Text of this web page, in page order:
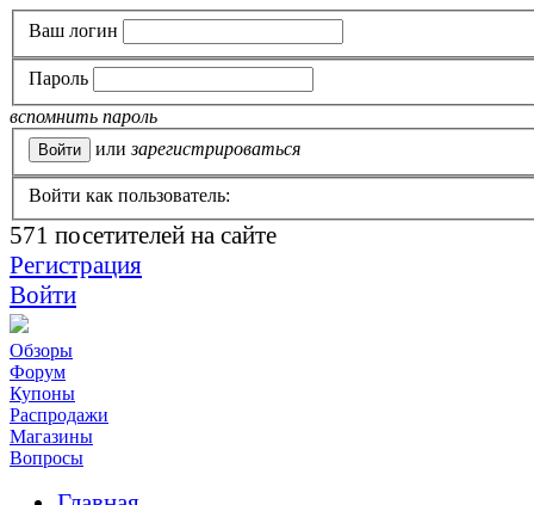
Ваш логин
Пароль
вспомнить пароль
или зарегистрироваться
Войти как пользователь:
571 посетителей на сайте
Регистрация
Войти
Обзоры
Форум
Купоны
Распродажи
Магазины
Вопросы